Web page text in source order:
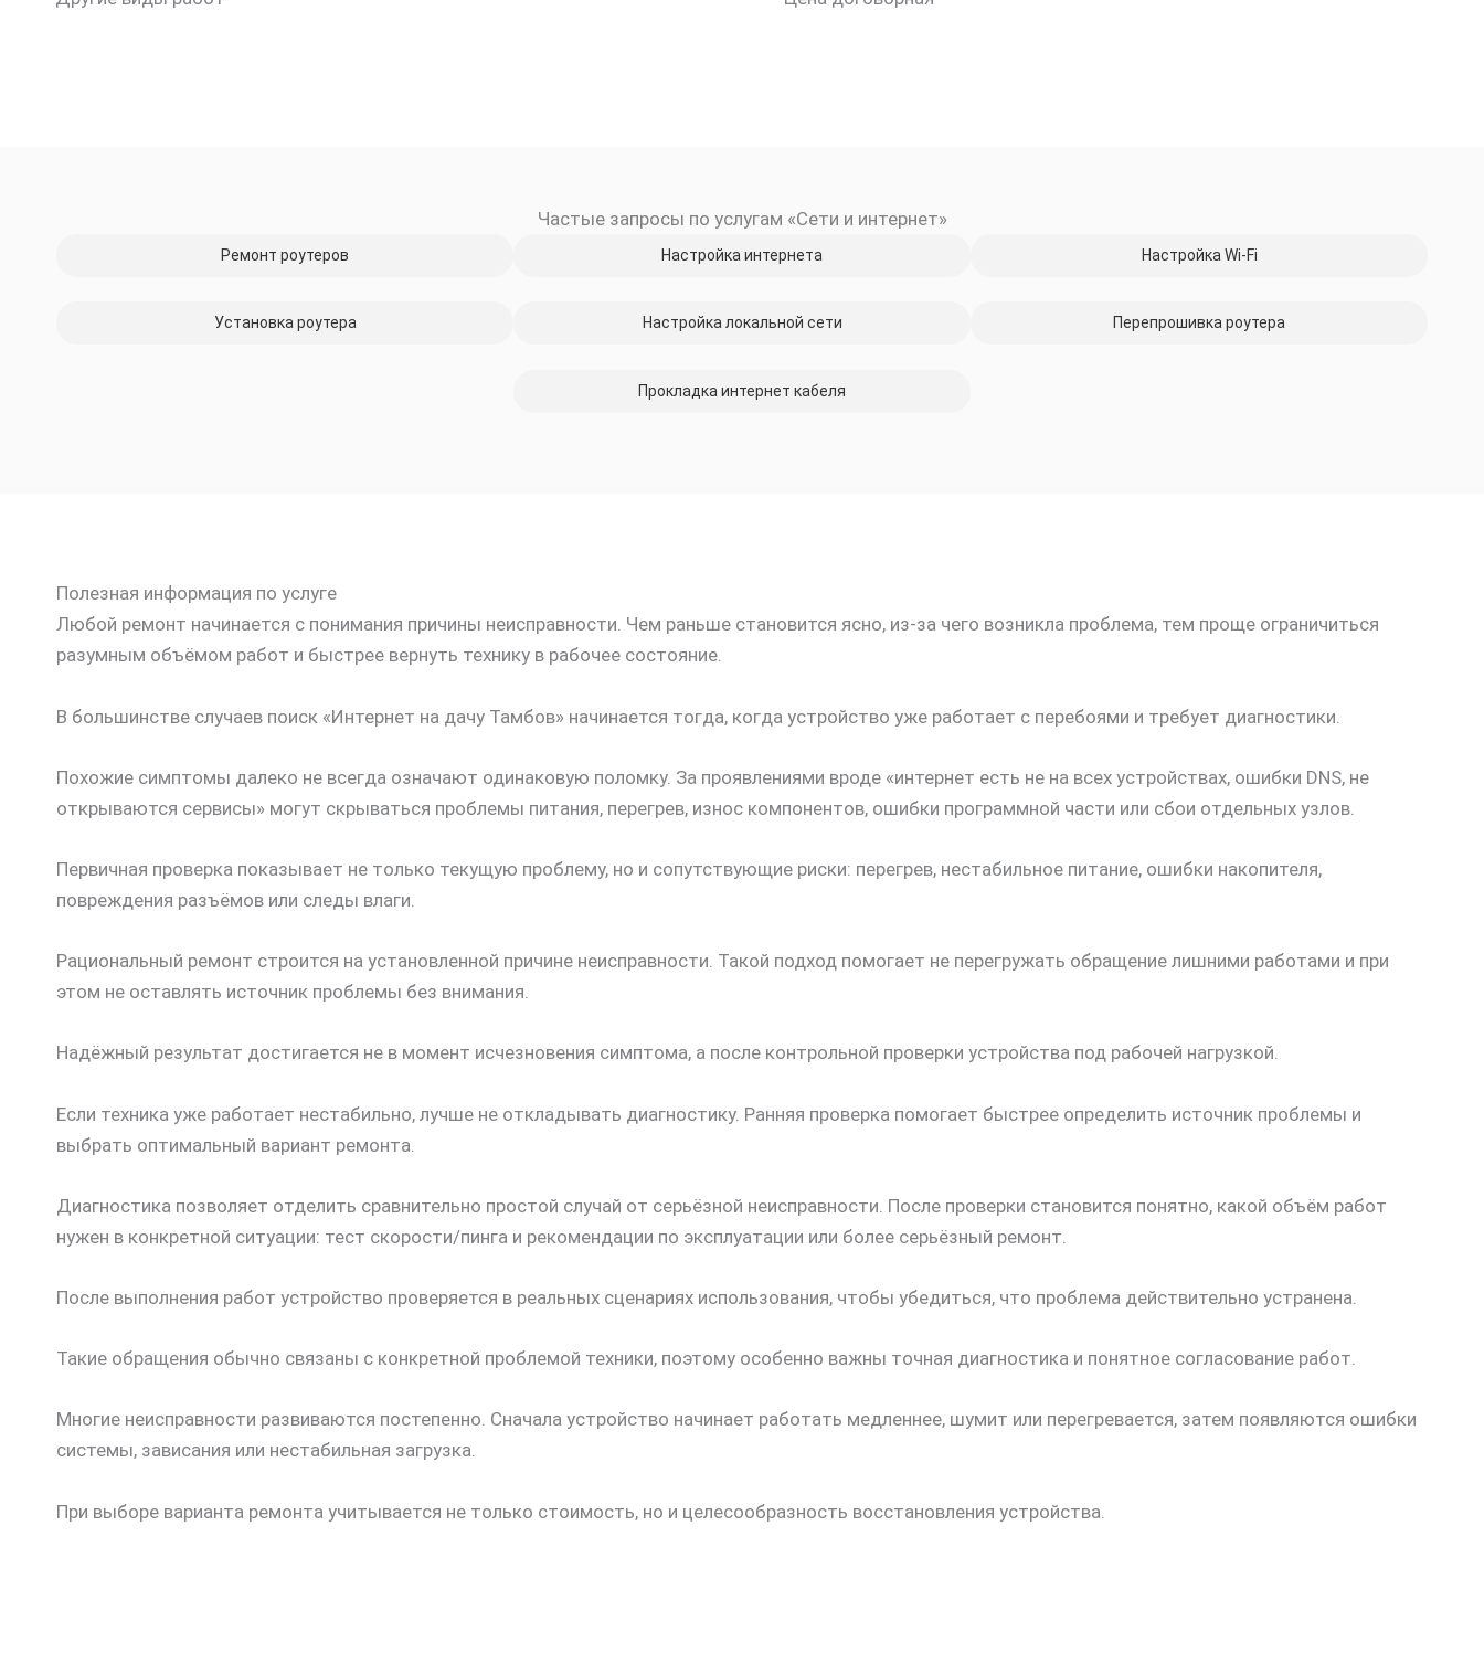
Частые запросы по услугам «Сети и интернет»
Ремонт роутеров
Установка роутера
Настройка интернета
Настройка локальной сети
Прокладка интернет кабеля
Настройка Wi-Fi
Перепрошивка роутера
Полезная информация по услуге
Любой ремонт начинается с понимания причины неисправности. Чем раньше становится ясно, из-за чего возникла проблема, тем проще ограничиться
разумным объёмом работ и быстрее вернуть технику в рабочее состояние.
В большинстве случаев поиск «Интернет на дачу Тамбов» начинается тогда, когда устройство уже работает с перебоями и требует диагностики.
Похожие симптомы далеко не всегда означают одинаковую поломку. За проявлениями вроде «интернет есть не на всех устройствах, ошибки DNS, не
открываются сервисы» могут скрываться проблемы питания, перегрев, износ компонентов, ошибки программной части или сбои отдельных узлов.
Первичная проверка показывает не только текущую проблему, но и сопутствующие риски: перегрев, нестабильное питание, ошибки накопителя,
повреждения разъёмов или следы влаги.
Рациональный ремонт строится на установленной причине неисправности. Такой подход помогает не перегружать обращение лишними работами и при
этом не оставлять источник проблемы без внимания.
Надёжный результат достигается не в момент исчезновения симптома, а после контрольной проверки устройства под рабочей нагрузкой.
Если техника уже работает нестабильно, лучше не откладывать диагностику. Ранняя проверка помогает быстрее определить источник проблемы и
выбрать оптимальный вариант ремонта.
Диагностика позволяет отделить сравнительно простой случай от серьёзной неисправности. После проверки становится понятно, какой объём работ
нужен в конкретной ситуации: тест скорости/пинга и рекомендации по эксплуатации или более серьёзный ремонт.
После выполнения работ устройство проверяется в реальных сценариях использования, чтобы убедиться, что проблема действительно устранена.
Такие обращения обычно связаны с конкретной проблемой техники, поэтому особенно важны точная диагностика и понятное согласование работ.
Многие неисправности развиваются постепенно. Сначала устройство начинает работать медленнее, шумит или перегревается, затем появляются ошибки
системы, зависания или нестабильная загрузка.
При выборе варианта ремонта учитывается не только стоимость, но и целесообразность восстановления устройства.